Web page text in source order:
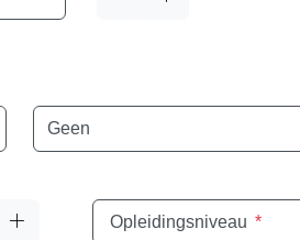
Taal
Opleidingsniveau *